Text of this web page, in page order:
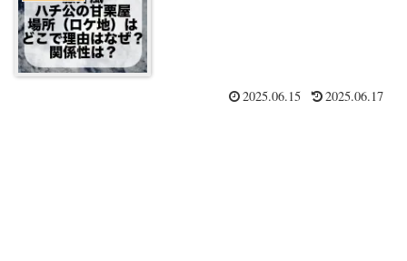
2025.06.15 2025.06.17